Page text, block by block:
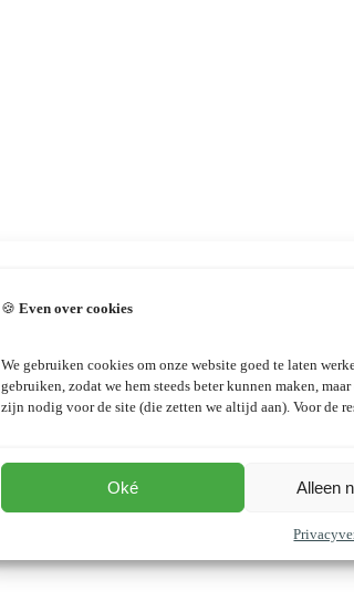
🍪 Even over cookies
We gebruiken cookies om onze website goed te laten
gebruiken, zodat we hem steeds beter kunnen maken,
zijn nodig voor de site (die zetten we altijd aan). Voor de
Oké Alleen